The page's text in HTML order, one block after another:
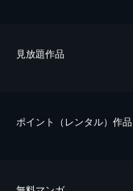
⾒放題作品
ポイント（レンタル）作品